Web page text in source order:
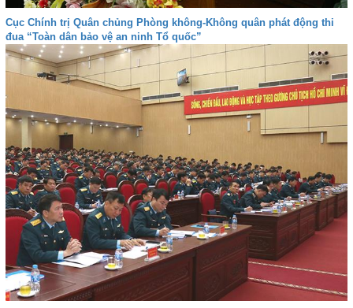
Cục Chính trị Quân chủng Phòng không-Không quân phát động thi
đua “Toàn dân bảo vệ an ninh Tổ quốc”